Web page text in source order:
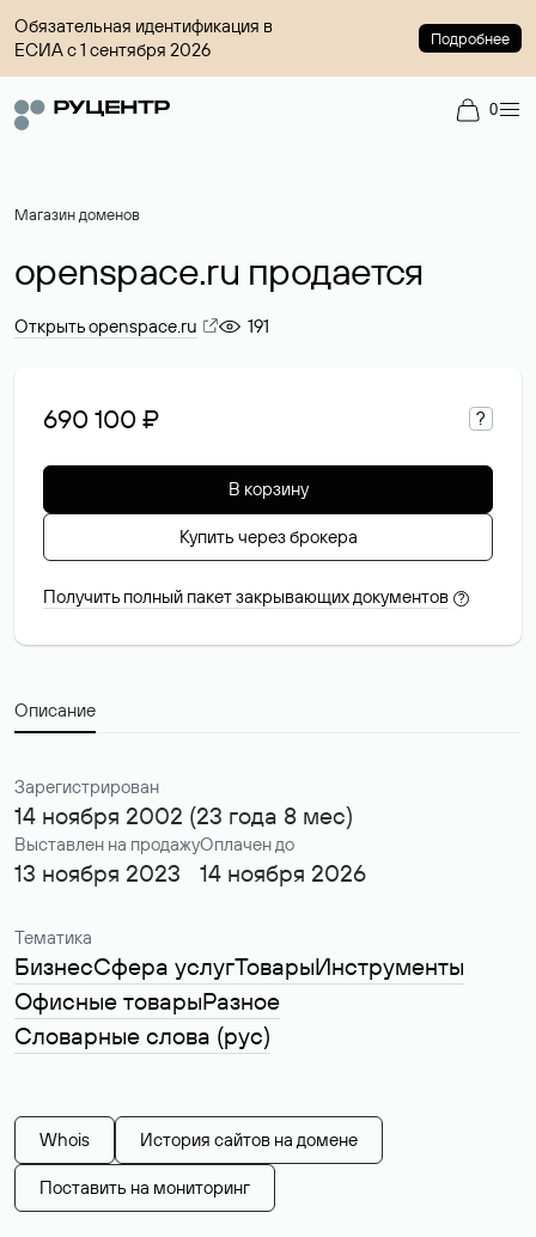
Обязательная идентификация в
ЕСИА с 1 сентября 2026
Подробнее
0
Магазин доменов
openspace.ru продается
Открыть openspace.ru 191
690 100 ₽ ?
В корзину
Купить через брокера
Получить полный пакет закрывающих документов ?
Описание
Зарегистрирован
14 ноября 2002 (23 года 8 мес)
Выставлен на продажу
13 ноября 2023
Оплачен до
14 ноября 2026
Тематика
БизнесСфера услугТоварыИнструменты
Офисные товарыРазное
Словарные слова (рус)
Whois История сайтов на домене
Поставить на мониторинг